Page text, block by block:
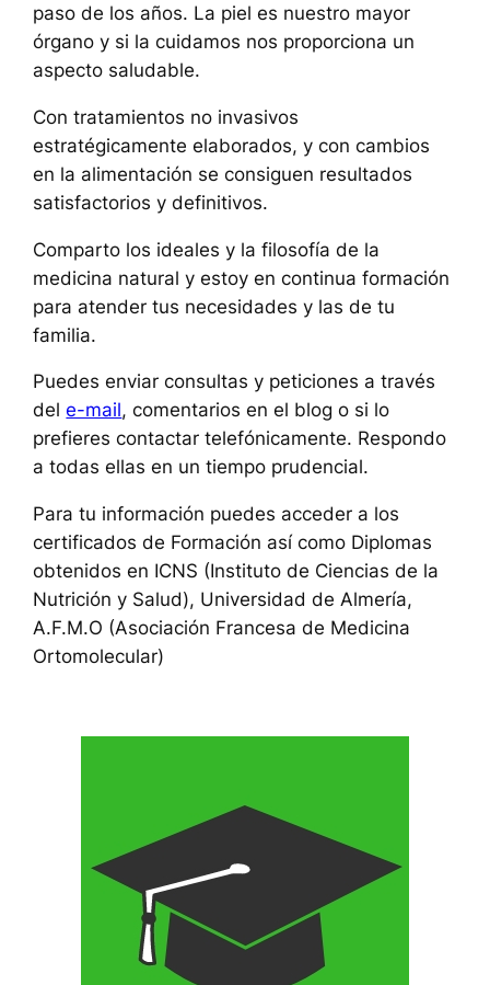
paso de los años. La piel es nuestro mayor
órgano y si la cuidamos nos proporciona un
aspecto saludable.
Con tratamientos no invasivos
estratégicamente elaborados, y con cambios
en la alimentación se consiguen resultados
satisfactorios y definitivos.
Comparto los ideales y la filosofía de la
medicina natural y estoy en continua formación
para atender tus necesidades y las de tu
familia.
Puedes enviar consultas y peticiones a través
dele-mail, comentarios en el blog o si lo
prefieres contactar telefónicamente. Respondo
a todas ellas en un tiempo prudencial.
Para tu información puedes acceder a los
certificados de Formación así como Diplomas
obtenidos en ICNS (Instituto de Ciencias de la
Nutrición y Salud), Universidad de Almería,
A.F.M.O (Asociación Francesa de Medicina
Ortomolecular)